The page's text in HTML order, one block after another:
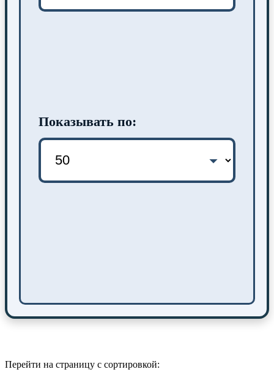
Показывать по:
Перейти на страницу с сортировкой: